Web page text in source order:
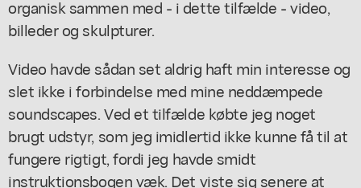
organisk sammen med - i dette tilfælde - video,
billeder og skulpturer.
Video havde sådan set aldrig haft min interesse og
slet ikke i forbindelse med mine neddæmpede
soundscapes. Ved et tilfælde købte jeg noget
brugt udstyr, som jeg imidlertid ikke kunne få til at
fungere rigtigt, fordi jeg havde smidt
instruktionsbogen væk. Det viste sig senere at